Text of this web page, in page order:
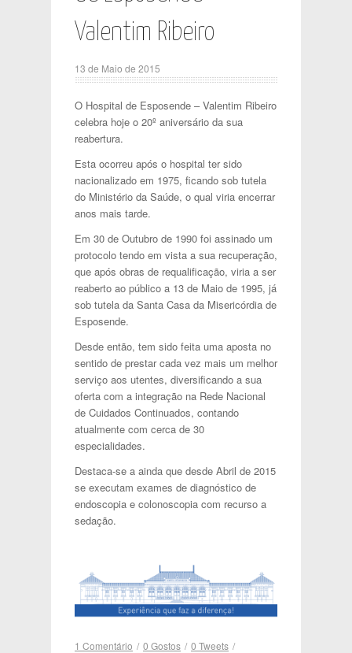
Valentim Ribeiro
13 de Maio de 2015
O Hospital de Esposende – Valentim Ribeiro
celebra hoje o 20º aniversário da sua
reabertura.
Esta ocorreu após o hospital ter sido
nacionalizado em 1975, ficando sob tutela
do Ministério da Saúde, o qual viria encerrar
anos mais tarde.
Em 30 de Outubro de 1990 foi assinado um
protocolo tendo em vista a sua recuperação,
que após obras de requalificação, viria a ser
reaberto ao público a 13 de Maio de 1995, já
sob tutela da Santa Casa da Misericórdia de
Esposende.
Desde então, tem sido feita uma aposta no
sentido de prestar cada vez mais um melhor
serviço aos utentes, diversificando a sua
oferta com a integração na Rede Nacional
de Cuidados Continuados, contando
atualmente com cerca de 30
especialidades.
Destaca-se a ainda que desde Abril de 2015
se executam exames de diagnóstico de
endoscopia e colonoscopia com recurso a
sedação.
1 Comentário / 0 Gostos / 0 Tweets /